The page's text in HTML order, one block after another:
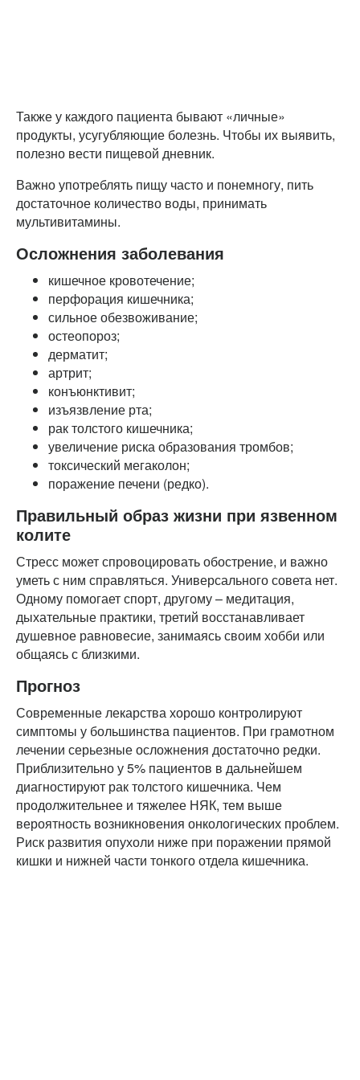
Также у каждого пациента бывают «личные»
продукты, усугубляющие болезнь. Чтобы их выявить,
полезно вести пищевой дневник.
Важно употреблять пищу часто и понемногу, пить
достаточное количество воды, принимать
мультивитамины.
Осложнения заболевания
кишечное кровотечение;
перфорация кишечника;
сильное обезвоживание;
остеопороз;
дерматит;
артрит;
конъюнктивит;
изъязвление рта;
рак толстого кишечника;
увеличение риска образования тромбов;
токсический мегаколон;
поражение печени (редко).
Правильный образ жизни при язвенном
колите
Стресс может спровоцировать обострение, и важно
уметь с ним справляться. Универсального совета нет.
Одному помогает спорт, другому – медитация,
дыхательные практики, третий восстанавливает
душевное равновесие, занимаясь своим хобби или
общаясь с близкими.
Прогноз
Современные лекарства хорошо контролируют
симптомы у большинства пациентов. При грамотном
лечении серьезные осложнения достаточно редки.
Приблизительно у 5% пациентов в дальнейшем
диагностируют рак толстого кишечника. Чем
продолжительнее и тяжелее НЯК, тем выше
вероятность возникновения онкологических проблем.
Риск развития опухоли ниже при поражении прямой
кишки и нижней части тонкого отдела кишечника.